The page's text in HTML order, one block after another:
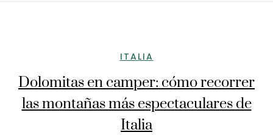
ITALIA
Dolomitas en camper: cómo recorrer
las montañas más espectaculares de
Italia